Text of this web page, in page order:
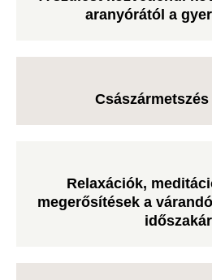
aranyórától a
Relaxációk,
megerősítések a